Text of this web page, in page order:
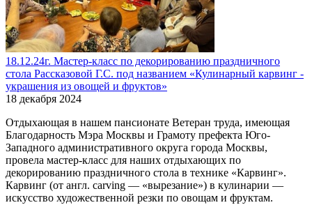
18.12.24г. Мастер-класс по декорированию праздничного
стола Рассказовой Г.С. под названием «Кулинарный карвинг -
украшения из овощей и фруктов»
18 декабря 2024
Отдыхающая в нашем пансионате Ветеран труда, имеющая
Благодарность Мэра Москвы и Грамоту префекта Юго-
Западного административного округа города Москвы,
провела мастер-класс для наших отдыхающих по
декорированию праздничного стола в технике «Карвинг».
Карвинг (от англ. carving — «вырезание») в кулинарии —
искусство художественной резки по овощам и фруктам.